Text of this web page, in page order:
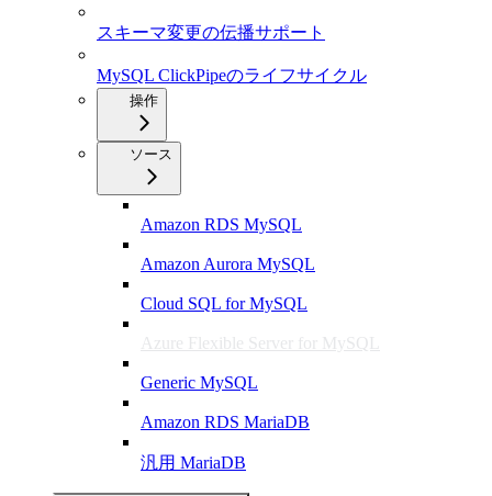
スキーマ変更の伝播サポート
MySQL ClickPipeのライフサイクル
操作
ソース
Amazon RDS MySQL
Amazon Aurora MySQL
Cloud SQL for MySQL
Azure Flexible Server for MySQL
Generic MySQL
Amazon RDS MariaDB
汎用 MariaDB